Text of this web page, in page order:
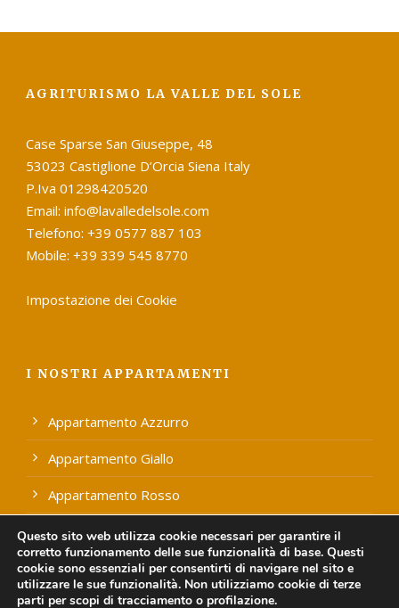
AGRITURISMO LA VALLE DEL SOLE
Case Sparse San Giuseppe, 48
53023 Castiglione D’Orcia Siena Italy
P.Iva 01298420520
Email: info@lavalledelsole.com
Telefono: +39 0577 887 103
Mobile: +39 339 545 8770
Impostazione dei Cookie
I NOSTRI APPARTAMENTI
Appartamento Azzurro
Appartamento Giallo
Appartamento Rosso
Appartamento Verde
Questo sito web utilizza cookie necessari per garantire il
corretto funzionamento delle sue funzionalità di base. Questi
cookie sono essenziali per consentirti di navigare nel sito e
utilizzare le sue funzionalità. Non utilizziamo cookie di terze
parti per scopi di tracciamento o profilazione.